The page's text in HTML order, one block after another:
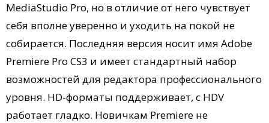
MediaStudio Pro, но в отличие от него чувствует
себя вполне уверенно и уходить на покой не
собирается. Последняя версия носит имя Adobe
Premiere Pro CS3 и имеет стандартный набор
возможностей для редактора профессионального
уровня. HD-форматы поддерживает, с HDV
работает гладко. Новичкам Premiere не